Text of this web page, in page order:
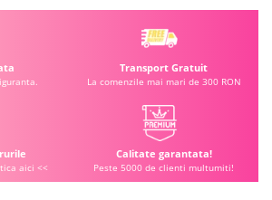
Transport Gratuit
La comenzile mai mari de 300 RON
aici <<
Calitate garantata!
Peste 5000 de clienti multumiti!